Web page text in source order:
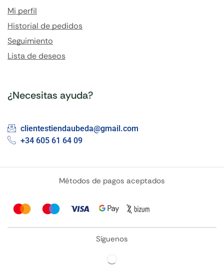
Mi perfil
Historial de pedidos
Seguimiento
Lista de deseos
¿Necesitas ayuda?
clientestiendaubeda@gmail.com
+34 605 61 64 09
Métodos de pagos aceptados
Síguenos